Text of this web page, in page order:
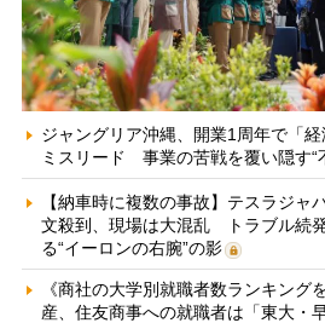
ジャングリア沖縄、開業1周年で「
ミスリード 事業の苦戦を覆い隠す“
【納車時に複数の事故】テスラジャ
文殺到、現場は大混乱 トラブル続
る“イーロンの右腕”の影
《商社の大学別就職者数ランキング
産、住友商事への就職者は「東大・